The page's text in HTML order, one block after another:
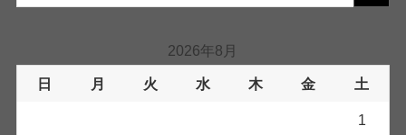
2026年8月
日 月 火 水 木 金 土
1